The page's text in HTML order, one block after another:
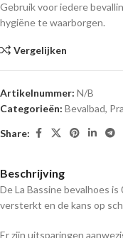
Gebruik voor iedere
hygiëne te waarborgen.
Vergelijken
Artikelnummer: N/B
Categorieën: Bevalbad,
Share:
Beschrijving
De La Bassine bevalhoes
versterkt en de kans op
Er zijn uitsparingen